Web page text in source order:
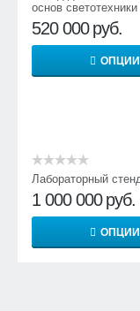
основ
520 000 руб.
ОПЦИИ
Лабораторный
1 000 000 руб.
ОПЦИИ